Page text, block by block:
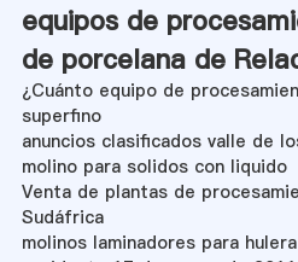
equipos de
de porcelana de
¿Cuánto equipo de
superfino
anuncios clasificados valle de
molino para solidos con liquido
Venta de plantas de
Sudáfrica
molinos laminadores para hulera